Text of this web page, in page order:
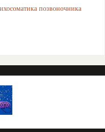
позвоночника